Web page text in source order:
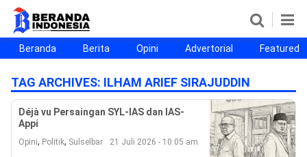
Beranda
Berita
Opini
Advertorial
Featured
Beranda25
SEGMEN
Nusantara
Jabodetabek
Sulselbar
Kota Makassar
Beranda Berita Opini Advertorial Featured
TAG ARCHIVES: ILHAM ARIEF SIRAJUDDIN
Déjà vu Persaingan SYL-IAS dan IAS-
Appi
Opini, Politik, Sulselbar 21 Juli 2026 - 10:05 am